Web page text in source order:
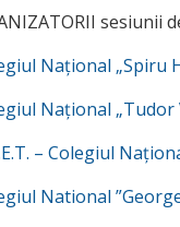
sesiunii
Național „Spiru
Național „Tudor
– Colegiul
National